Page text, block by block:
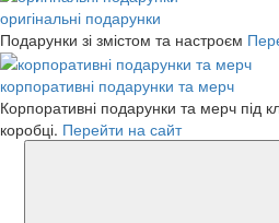
оригінальні подарунки
Подарунки зі змістом та настроєм
корпоративні подарунки та мерч
Корпоративні подарунки та мерч під
коробці. Перейти на сайт